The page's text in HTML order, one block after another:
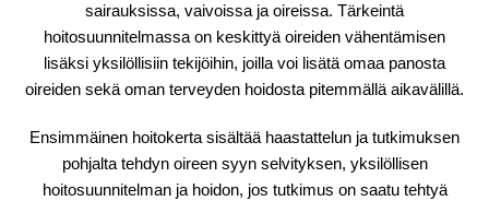
sairauksissa, vaivoissa ja oireissa. Tärkeintä
hoitosuunnitelmassa on keskittyä oireiden vähentämisen
lisäksi yksilöllisiin tekijöihin, joilla voi lisätä omaa panosta
oireiden sekä oman terveyden hoidosta pitemmällä aikavälillä.
Ensimmäinen hoitokerta sisältää haastattelun ja tutkimuksen
pohjalta tehdyn oireen syyn selvityksen, yksilöllisen
hoitosuunnitelman ja hoidon, jos tutkimus on saatu tehtyä